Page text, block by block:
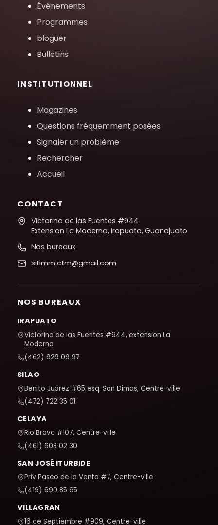
Événements
Programmes
bloguer
Bulletins
INSTITUTIONNEL
Magazines
Questions fréquemment posées
Signaler un problème
Rechercher
Accueil
CONTACT
Victorino de las Fuentes #944
Extension La Moderna, Irapuato, Guanajuato
Nos bureaux
sitimm.ctm@gmail.com
NOS BUREAUX
IRAPUATO
Victorino de las Fuentes #944, extension La
Moderna
(462) 626 06 97
SILAO
Benito Juárez #65 esq. San Dimas, Centre-ville
(472) 722 35 01
CELAYA
Rio Bravo #107, Centre-ville
(461) 608 02 30
SAN JOSÉ ITURBIDE
Priv Paseo de la Venta #7, Centre-ville
(419) 690 85 65
VILLAGRAN
16 de Septiembre #909, Centre-ville